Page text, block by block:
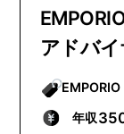
アドバ
年収